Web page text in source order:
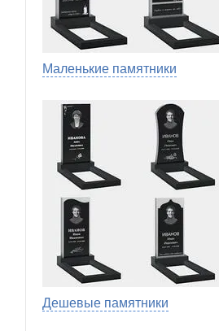
Маленькие памятники
Дешевые памятники